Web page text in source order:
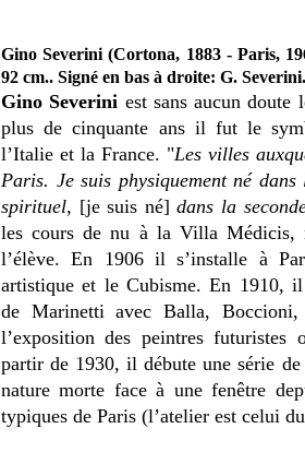
Gino Severini (Cortona, 1883 - Paris,
92 cm.. Signé en bas à droite: G. Severini.
Gino Severini est sans aucun doute
plus de cinquante ans il fut le
l’Italie et la France. "Les villes
Paris. Je suis physiquement né
spirituel, [je suis né] dans la
les cours de nu à la Villa Médicis,
l’élève. En 1906 il s’installe à
artistique et le Cubisme. En 1910,
de Marinetti avec Balla,
l’exposition des peintres futuristes
partir de 1930, il débute une série
nature morte face à une fenêtre
typiques de Paris (l’atelier est celui